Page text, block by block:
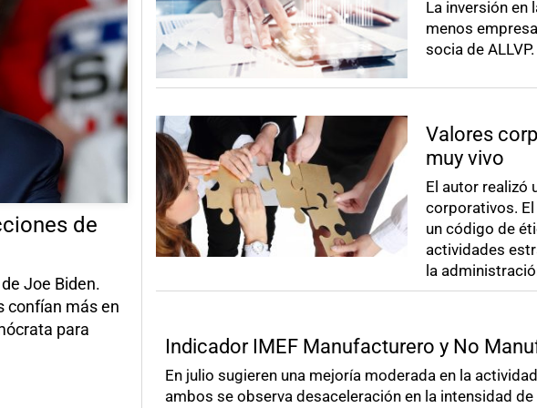
de
Joe Biden.
confían más en
para
La inversión en
menos
socia de
Valores
muy vivo
El autor realizó
corporativos.
un código de
actividades
la
Indicador IMEF Manufacturero y No
En julio sugieren una mejoría moderada en la
ambos se observa desaceleración en la intensidad